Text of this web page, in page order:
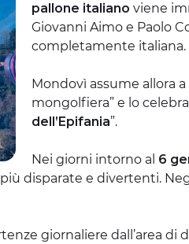
pallone italiano viene
Giovanni Aimo e Paolo
completamente italiana.
Mondovì assume allora
mongolfiera” e lo
dell’Epifania”.
Nei giorni intorno al 6
disparate e divertenti.
giornaliere dall’area di